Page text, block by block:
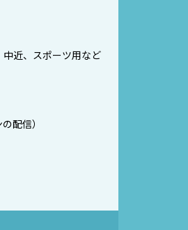
近、スポーツ用など
配信）